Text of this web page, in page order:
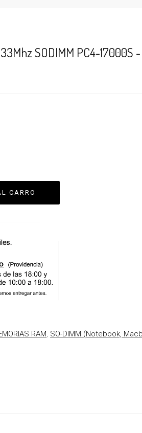
SODIMM PC4-17000S
RAM, SO-DIMM (Notebook,